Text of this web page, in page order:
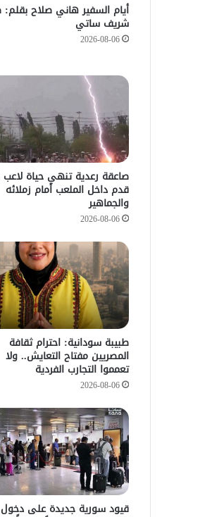
أيام السفير هاني صلاح
شريف ساتي
2026-08-06
صاعقة رعدية تنهي حياة لاعب
قدم داخل الملعب أمام زملائه
والجماهير
2026-08-06
طبيبة سودانية: احترام ثقافة
المصريين مفتاح التعايش.. ولا
تعمموا التجارب الفردية
2026-08-06
قيود سورية جديدة على دخول